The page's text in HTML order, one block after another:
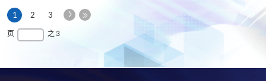
1 本
页
2 3
下
页 之 3